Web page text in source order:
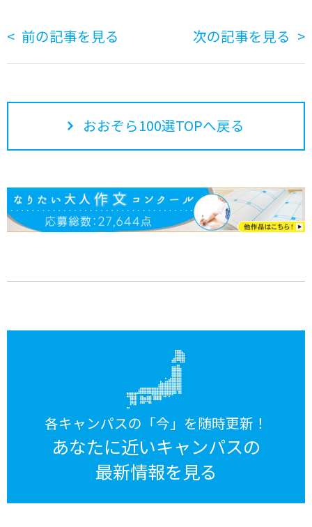
前の記事を見る 次の記事を見る
おおぞら100選TOPへ戻る
各キャンパスの「今」を随時更新！
あなたに近いキャンパスの
最新情報を見る